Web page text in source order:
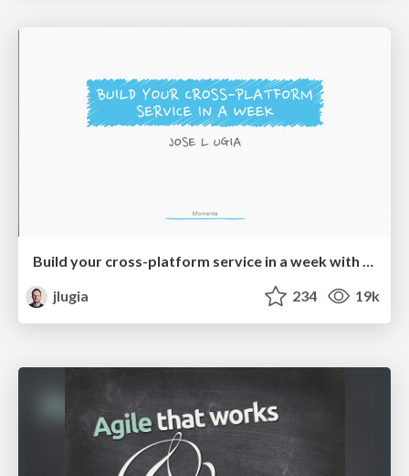
Build your cross-platform service in a week with App Engine
jlugia
234 19k